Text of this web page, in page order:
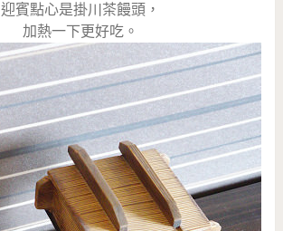
迎賓點心是掛川茶饅頭，
加熱一下更好吃。